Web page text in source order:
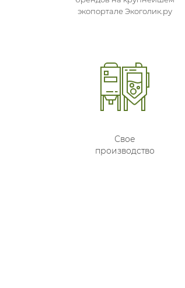
экопортале Экоголик.ру
Свое
производство